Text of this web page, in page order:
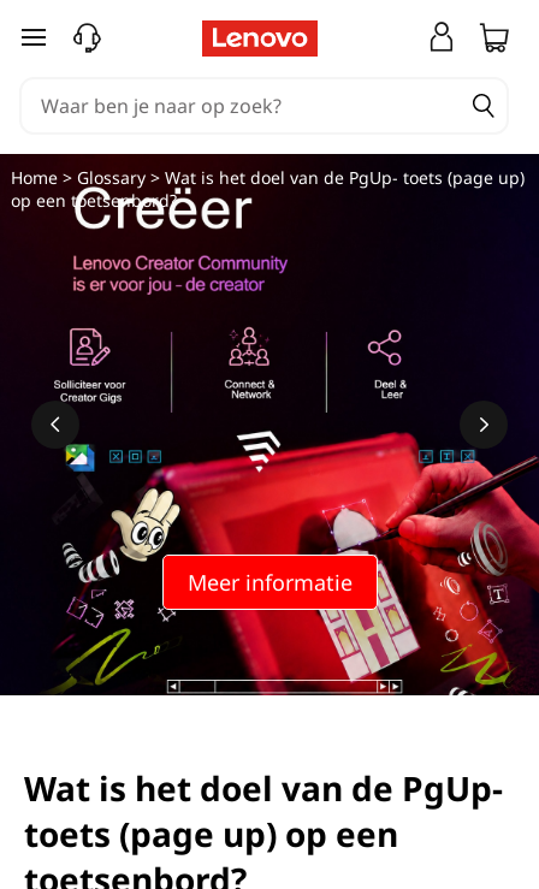
Ga naar de hoofdinhoud
Meer informatie
Home> Glossary> Wat is het doel van de PgUp- toets (page up)
op een toetsenbord?
Wat is het doel van de PgUp-
toets (page up) op een
toetsenbord?